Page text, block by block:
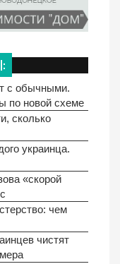
с обычными.
по новой схеме
сколько
украинца.
«скорой
чем
чистят